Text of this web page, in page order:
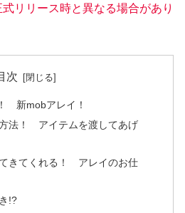
リリース時と異なる場合があり
次
新mobアレイ！
法！ アイテムを渡してあげ
きてくれる！ アレイのお仕
!?